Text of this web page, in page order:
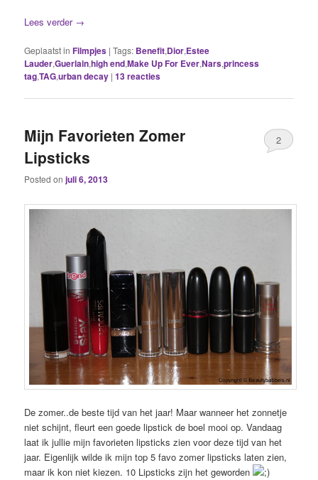
Lees verder →
Geplaatst in Filmpjes |Tags: Benefit,Dior,Estee
Lauder,Guerlain,high end,Make Up For Ever,Nars,princess
tag,TAG,urban decay |13reacties
Mijn Favorieten Zomer
Lipsticks
Posted onjuli 6, 2013
2
De zomer..de beste tijd van het jaar! Maar wanneer het zonnetje
niet schijnt, fleurt een goede lipstick de boel mooi op. Vandaag
laat ik jullie mijn favorieten lipsticks zien voor deze tijd van het
jaar. Eigenlijk wilde ik mijn top 5 favo zomer lipsticks laten zien,
maar ik kon niet kiezen. 10 Lipsticks zijn het geworden